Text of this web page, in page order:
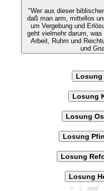
"Wer aus dieser
daß man arm, mittellos
um Vergebung und
geht vielmehr darum,
Arbeit, Ruhm und
und
Losung
Losung
Losung
Losung
Losung
Losung